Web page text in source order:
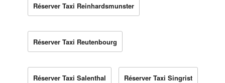
Réserver Taxi Reinhardsmunster
Réserver Taxi Reutenbourg
Réserver Taxi Salenthal Réserver Taxi Singrist